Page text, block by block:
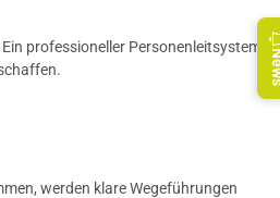
professioneller Personenleitsystem
werden klare Wegeführungen